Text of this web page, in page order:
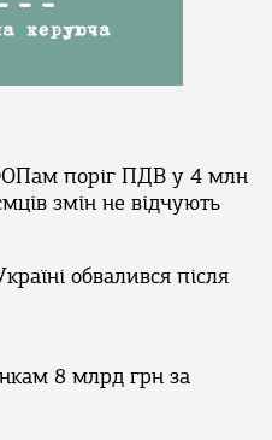
поріг ПДВ у 4 млн
змін не відчують
обвалився після
8 млрд грн за